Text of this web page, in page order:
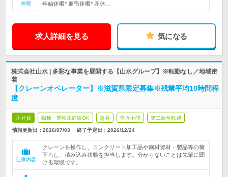
休暇
年始休暇* 慶弔休暇* 産休…
求人詳細を見る 気になる
株式会社山水 | 多彩な事業を展開する【山水グループ】※転勤なし／地域密
着
【クレーンオペレーター】※滋賀県限定募集※残業平均10時間程
度
正社員 職種・業種未経験OK 急募 学歴不問 第二新卒歓迎
情報更新日：2026/07/03 終了予定日： 2026/12/24
仕事内容
クレーンを操作し、コンクリート加工品や鋼材資材・製品等の荷
下ろし、積み込み移動を担当します。分からないことは先輩に聞
ける環境です。